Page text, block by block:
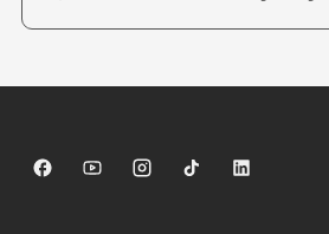
Sparkasse auf Facebook
Sparkasse auf Youtube
Sparkasse auf Instagram
Sparkasse auf TikTok
Sparkasse